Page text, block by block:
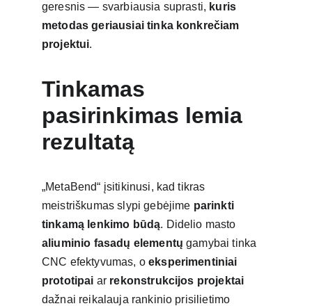
geresnis — svarbiausia suprasti, kuris
metodas geriausiai tinka konkrečiam
projektui.
Tinkamas
pasirinkimas lemia
rezultatą
„MetaBend“ įsitikinusi, kad tikras
meistriškumas slypi gebėjime parinkti
tinkamą lenkimo būdą. Didelio masto
aliuminio fasadų elementų gamybai tinka
CNC efektyvumas, o eksperimentiniai
prototipai ar rekonstrukcijos projektai
dažnai reikalauja rankinio prisilietimo